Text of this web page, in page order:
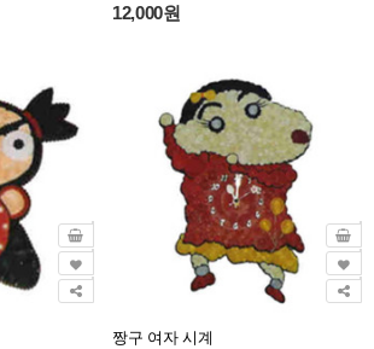
12,000원
짱구 여자 시계